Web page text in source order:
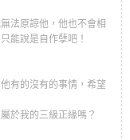
法原諒他，他也不會相
能說是自作孽吧！
有的沒有的事情，希望
於我的三級正緣嗎？